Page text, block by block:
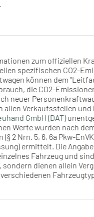
zum offiziellen
spezifischen CO2-
können dem
die CO2-
neuer
allen Verkaufsstellen und
GmbH (DAT)
Werte wurden nach
(§ 2 Nrn. 5, 6, 6a Pkw-
ermittelt. Die
Fahrzeug und
sondern dienen allein